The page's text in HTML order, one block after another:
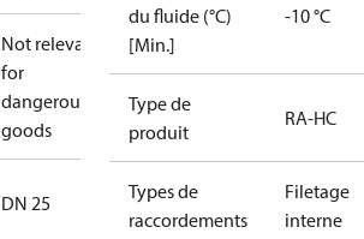
Not relevant
for
dangerous
goods
DN 25
du fluide (°C)
[Min.]
-10 °C
Type de
produit
RA-HC
Types de
raccordements
Filetage
interne